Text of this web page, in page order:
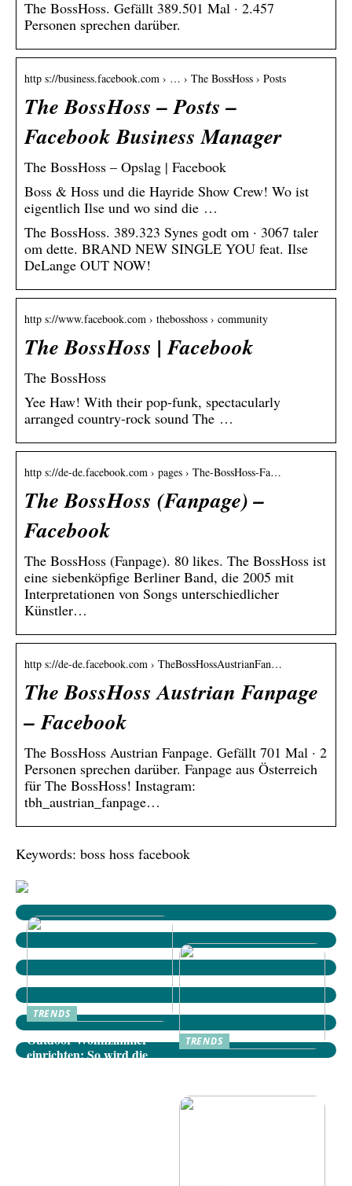
The BossHoss. Gefällt 389.501 Mal · 2.457
Personen sprechen darüber.
http s://business.facebook.com › … › The BossHoss › Posts
The BossHoss – Posts –
Facebook Business Manager
The BossHoss – Opslag | Facebook
Boss & Hoss und die Hayride Show Crew! Wo ist
eigentlich Ilse und wo sind die …
The BossHoss. 389.323 Synes godt om · 3067 taler
om dette. BRAND NEW SINGLE YOU feat. Ilse
DeLange OUT NOW!
http s://www.facebook.com › thebosshoss › community
The BossHoss | Facebook
The BossHoss
Yee Haw! With their pop-funk, spectacularly
arranged country-rock sound The …
http s://de-de.facebook.com › pages › The-BossHoss-Fa…
The BossHoss (Fanpage) –
Facebook
The BossHoss (Fanpage). 80 likes. The BossHoss ist
eine siebenköpfige Berliner Band, die 2005 mit
Interpretationen von Songs unterschiedlicher
Künstler…
http s://de-de.facebook.com › TheBossHossAustrianFan…
The BossHoss Austrian Fanpage
– Facebook
The BossHoss Austrian Fanpage. Gefällt 701 Mal · 2
Personen sprechen darüber. Fanpage aus Österreich
für The BossHoss! Instagram:
tbh_austrian_fanpage…
Keywords: boss hoss facebook
TRENDS
Outdoor-Wohnzimmer
einrichten: So wird die
TRENDS